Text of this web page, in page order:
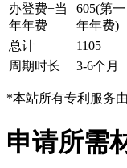
办登费+当
年年费
605(第一
年年费)
总计
1105
周期时长
3-6个月
*本站所有专利服务
申请所需